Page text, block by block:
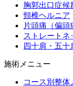
胸郭出口症候
頸椎ヘルニア
片頭痛（偏頭
ストレートネ
四十肩・五十
施術メニュー
コース別整体